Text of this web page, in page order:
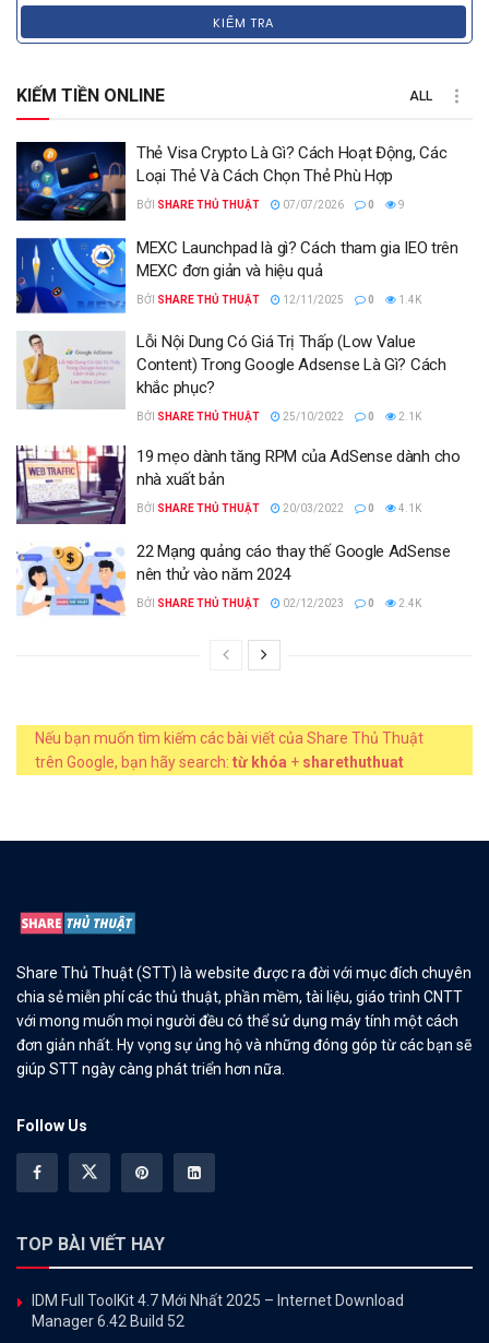
KIỂM TRA
KIẾM TIỀN ONLINE ALL
Thẻ Visa Crypto Là Gì? Cách Hoạt Động, Các
Loại Thẻ Và Cách Chọn Thẻ Phù Hợp
BỞI SHARE THỦ THUẬT 07/07/2026 0 9
MEXC Launchpad là gì? Cách tham gia IEO trên
MEXC đơn giản và hiệu quả
BỞI SHARE THỦ THUẬT 12/11/2025 0 1.4K
Lỗi Nội Dung Có Giá Trị Thấp (Low Value
Content) Trong Google Adsense Là Gì? Cách
khắc phục?
BỞI SHARE THỦ THUẬT 25/10/2022 0 2.1K
19 mẹo dành tăng RPM của AdSense dành cho
nhà xuất bản
BỞI SHARE THỦ THUẬT 20/03/2022 0 4.1K
22 Mạng quảng cáo thay thế Google AdSense
nên thử vào năm 2024
BỞI SHARE THỦ THUẬT 02/12/2023 0 2.4K
Nếu bạn muốn tìm kiếm các bài viết của Share Thủ Thuật
trên Google, bạn hãy search: từ khóa + sharethuthuat
Share Thủ Thuật (STT) là website được ra đời với mục đích chuyên
chia sẻ miễn phí các thủ thuật, phần mềm, tài liệu, giáo trình CNTT
với mong muốn mọi người đều có thể sử dụng máy tính một cách
đơn giản nhất. Hy vọng sự ủng hộ và những đóng góp từ các bạn sẽ
giúp STT ngày càng phát triển hơn nữa.
Follow Us
TOP BÀI VIẾT HAY
IDM Full ToolKit 4.7 Mới Nhất 2025 – Internet Download
Manager 6.42 Build 52